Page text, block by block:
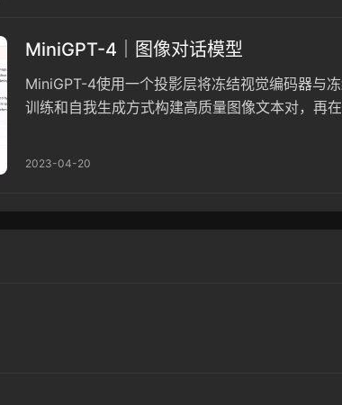
MiniGPT-4｜图像对话模型
MiniGPT-4使用一个投影层将冻结视觉编码器与
训练和自我生成方式构建高质量图像文本对，再
2023-04-20